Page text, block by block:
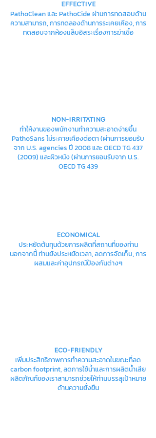
EFFECTIVE
PathoClean และ PathoCide ผ่านการทดสอบด้าน
ความสามารถ, การทดลองด้านการระเคยเคือง, การ
ทดสอบจากห้องแล็บอิสระเรื่องการฆ่าเชื้อ
NON-IRRITATING
ทำให้งานของพนักงานทำความสะอาดง่ายขึ้น
PathoSans ไม่ระคายเคืองต่อตา (ผ่านการยอมรับ
จาก U.S. agencies ปี 2008 และ OECD TG437
(2009)และผิวหนัง (ผ่านการยอมรับจาก U.S.
OECD TG 439
ECONOMICAL
ประหยัดต้นทุนด้วยการผลิตที่สถานที่ของท่าน
นอกจากนี้ ท่านยังประหยัดเวลา, ลดการจัดเก็บ, การ
ผสมและค่าอุปกรณ์ป้องกันต่างๆ
ECO-FRIENDLY
เพิ่มประสิทธิภาพการทำความสะอาดในขณะที่ลด
carbon footprint, ลดการใช้น้ำและการผลิตน้ำเสีย
ผลิตภัณฑ์ของเราสามารถช่วยให้ท่านบรรลุเป้าหมาย
ด้านความยั่งยืน